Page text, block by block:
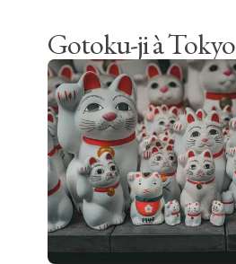
Gotoku-ji à Tokyo